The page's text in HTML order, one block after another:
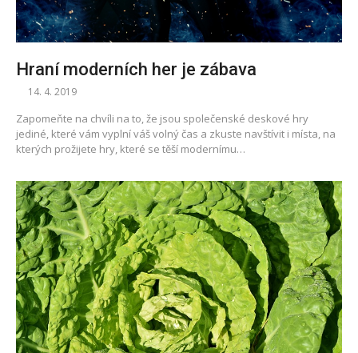
Hraní moderních her je zábava
14. 4. 2019
Zapomeňte na chvíli na to, že jsou společenské deskové hry
jediné, které vám vyplní váš volný čas a zkuste navštívit i místa, na
kterých prožijete hry, které se těší modernímu…